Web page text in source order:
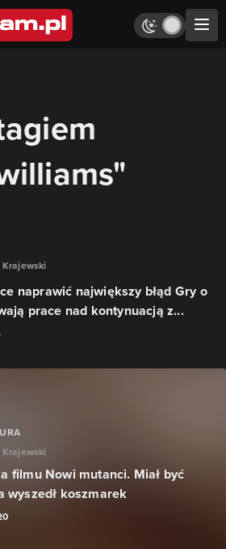
Krajewski
naprawić największy błąd Gry o
prace nad kontynuacją z...
Krajewski
filmu Nowi mutanci. Miał być
wyszedł koszmarek